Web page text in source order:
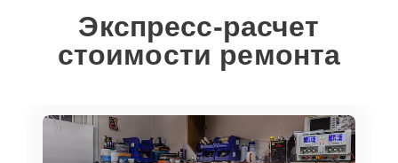
Экспресс-расчет
стоимости ремонта